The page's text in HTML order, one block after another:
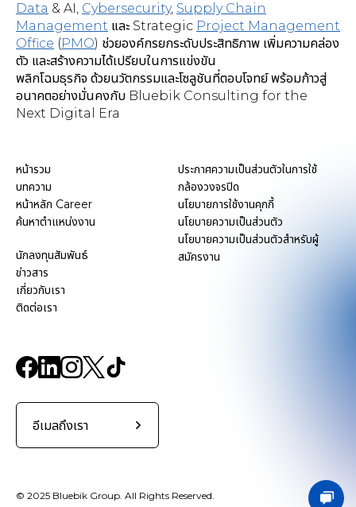
Data & AI, Cybersecurity, Supply Chain
Management และ Strategic Project Management
Office (PMO) ช่วยองค์กรยกระดับประสิทธิภาพ เพิ่มความคล่อง
ตัว และสร้างความได้เปรียบในการแข่งขัน
พลิกโฉมธุรกิจ ด้วยนวัตกรรมและโซลูชันที่ตอบโจทย์ พร้อมก้าวสู่
อนาคตอย่างมั่นคงกับ Bluebik Consulting for the
Next Digital Era
หน้ารวม
บทความ
หน้าหลัก Career
ค้นหาตำแหน่งงาน
นักลงทุนสัมพันธ์
ข่าวสาร
เกี่ยวกับเรา
ติดต่อเรา
ประกาศความเป็นส่วนตัวในการใช้
กล้องวงจรปิด
นโยบายการใช้งานคุกกี้
นโยบายความเป็นส่วนตัว
นโยบายความเป็นส่วนตัวสำหรับผู้
สมัครงาน
อีเมลถึงเรา
© 2025 Bluebik Group. All Rights Reserved.